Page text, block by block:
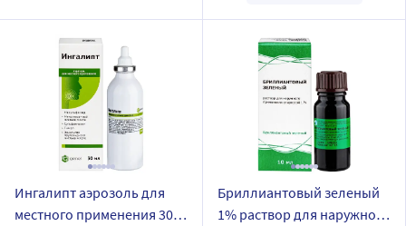
Ингалипт аэрозоль для
местного применения 30
Бриллиантовый зеленый
1% раствор для наружного